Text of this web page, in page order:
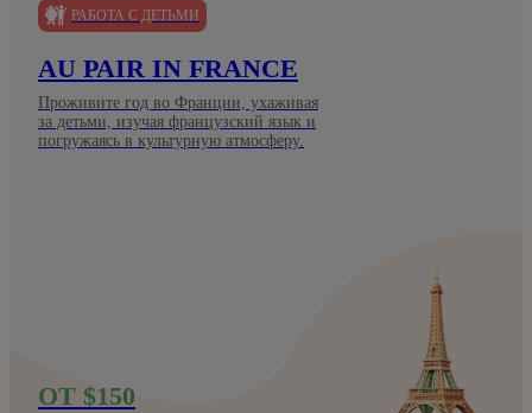
РАБОТА С ДЕТЬМИ
AU PAIR IN FRANCE
Проживите год во Франции, ухаживая
за детьми, изучая французский язык и
погружаясь в культурную атмосферу.
ОТ $150